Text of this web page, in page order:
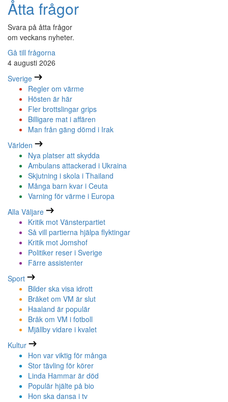
Åtta frågor
Svara på åtta frågor
om veckans nyheter.
Gå till frågorna
4 augusti 2026
Sverige
Regler om värme
Hösten är här
Fler brottslingar grips
Billigare mat i affären
Man från gäng dömd i Irak
Världen
Nya platser att skydda
Ambulans attackerad i Ukraina
Skjutning i skola i Thailand
Många barn kvar i Ceuta
Varning för värme i Europa
Alla Väljare
Kritik mot Vänsterpartiet
Så vill partierna hjälpa flyktingar
Kritik mot Jomshof
Politiker reser i Sverige
Färre assistenter
Sport
Bilder ska visa idrott
Bråket om VM är slut
Haaland är populär
Bråk om VM i fotboll
Mjällby vidare i kvalet
Kultur
Hon var viktig för många
Stor tävling för körer
Linda Hammar är död
Populär hjälte på bio
Hon ska dansa i tv